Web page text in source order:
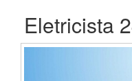
Eletricista